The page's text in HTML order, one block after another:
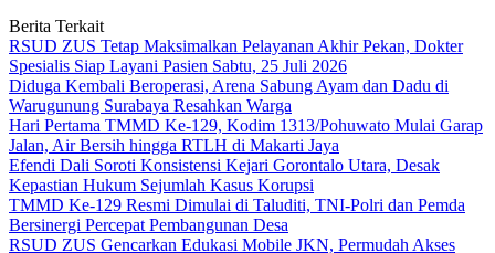
Berita Terkait
RSUD ZUS Tetap Maksimalkan Pelayanan Akhir Pekan, Dokter
Spesialis Siap Layani Pasien Sabtu, 25 Juli 2026
Diduga Kembali Beroperasi, Arena Sabung Ayam dan Dadu di
Warugunung Surabaya Resahkan Warga
Hari Pertama TMMD Ke-129, Kodim 1313/Pohuwato Mulai Garap
Jalan, Air Bersih hingga RTLH di Makarti Jaya
Efendi Dali Soroti Konsistensi Kejari Gorontalo Utara, Desak
Kepastian Hukum Sejumlah Kasus Korupsi
TMMD Ke-129 Resmi Dimulai di Taluditi, TNI-Polri dan Pemda
Bersinergi Percepat Pembangunan Desa
RSUD ZUS Gencarkan Edukasi Mobile JKN, Permudah Akses